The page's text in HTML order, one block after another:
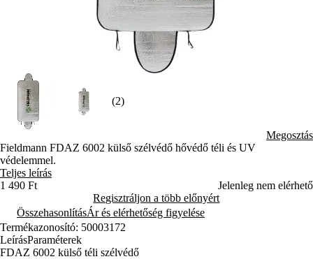
(2)
Megosztás
Fieldmann FDAZ 6002 külső szélvédő hővédő téli és UV
védelemmel.
Teljes leírás
1 490 Ft
Jelenleg nem elérhető
Regisztráljon a több előnyért
ÖsszehasonlításÁr és elérhetőség figyelése
Termékazonosító: 50003172
LeírásParaméterek
FDAZ 6002 külső téli szélvédő